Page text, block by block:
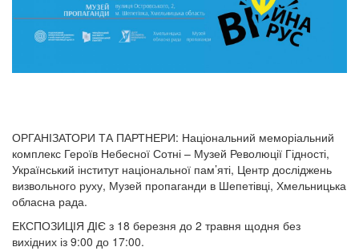
ОРГАНІЗАТОРИ ТА ПАРТНЕРИ: Національний меморіальний
комплекс Героїв Небесної Сотні – Музей Революції Гідності,
Український інститут національної пам’яті, Центр досліджень
визвольного руху, Музей пропаганди в Шепетівці, Хмельницька
обласна рада.
ЕКСПОЗИЦІЯ ДІЄ з 18 березня до 2 травня щодня без
вихідних із 9:00 до 17:00.